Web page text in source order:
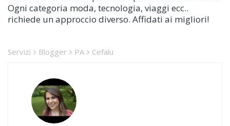
Ogni categoria moda, tecnologia, viaggi ecc..
richiede un approccio diverso. Affidati ai migliori!
Servizi Blogger PA Cefalu